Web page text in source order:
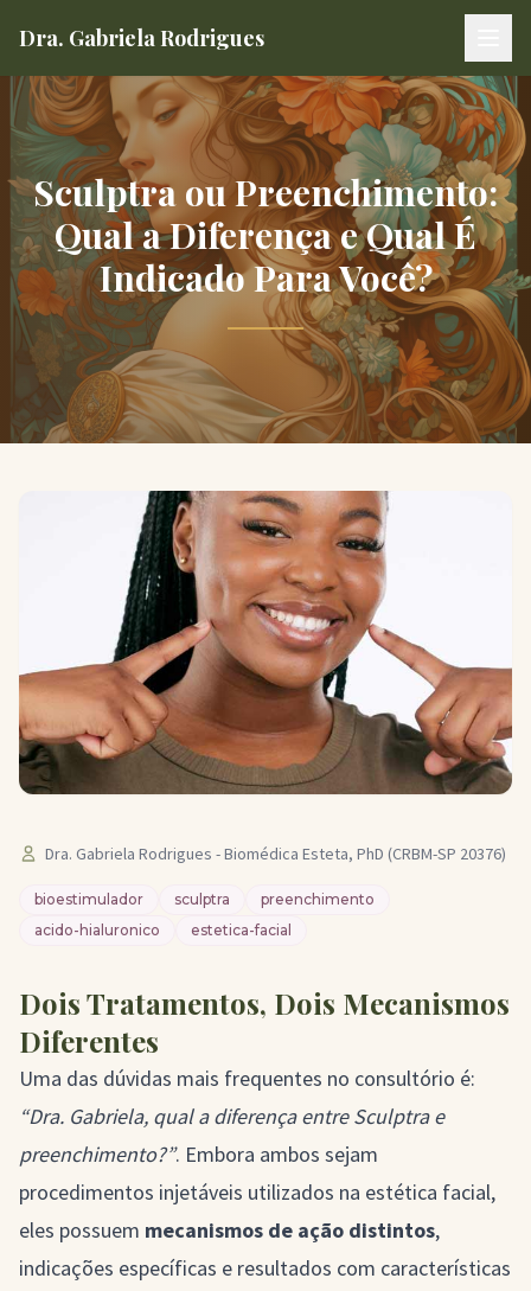
Clínica de Estética Dra. Gabriela Rodrigues
Dra. Gabriela Rodrigues
Sculptra ou Preenchimento:
Qual a Diferença e Qual É
Indicado Para Você?
Dra. Gabriela Rodrigues - Biomédica Esteta, PhD (CRBM-SP 20376)
bioestimulador sculptra
preenchimento
acido-hialuronico
estetica-facial
Dois Tratamentos, Dois Mecanismos
Diferentes
Uma das dúvidas mais frequentes no consultório é:
“Dra. Gabriela, qual a diferença entre Sculptra e
preenchimento?”. Embora ambos sejam
procedimentos injetáveis utilizados na estética facial,
eles possuem mecanismos de ação distintos,
indicações específicas e resultados com características